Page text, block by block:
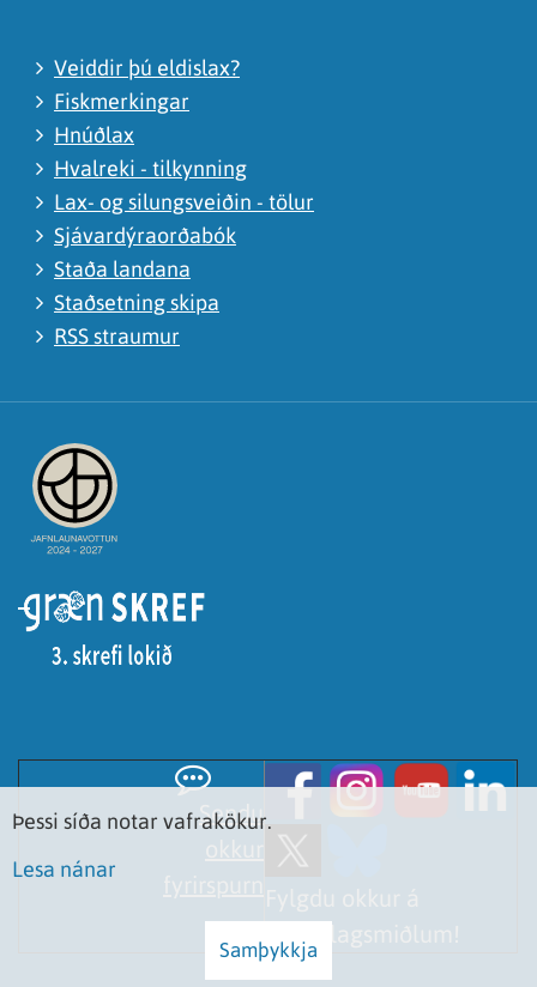
Veiddir þú eldislax?
Fiskmerkingar
Hnúðlax
Hvalreki - tilkynning
Lax- og silungsveiðin - tölur
Sjávardýraorðabók
Staða landana
Staðsetning skipa
RSS straumur
Sendu
Þessi síða notar vafrakökur.
Lesa nánar
Samþykkja